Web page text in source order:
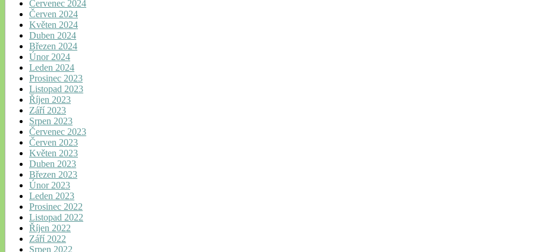
Červenec 2024
Červen 2024
Květen 2024
Duben 2024
Březen 2024
Únor 2024
Leden 2024
Prosinec 2023
Listopad 2023
Říjen 2023
Září 2023
Srpen 2023
Červenec 2023
Červen 2023
Květen 2023
Duben 2023
Březen 2023
Únor 2023
Leden 2023
Prosinec 2022
Listopad 2022
Říjen 2022
Září 2022
Srpen 2022